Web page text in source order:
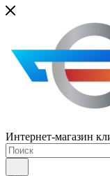
Интернет-магазин